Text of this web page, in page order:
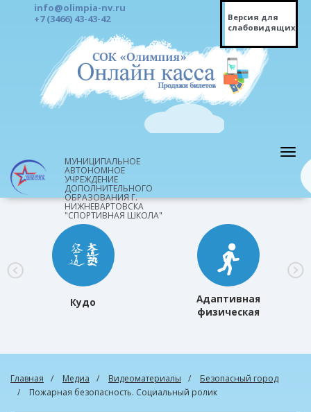
info@olimpia-nv.ru
+7 (3466) 43-43-42
Версия для
слабовидящих
МУНИЦИПАЛЬНОЕ
АВТОНОМНОЕ
УЧРЕЖДЕНИЕ
ДОПОЛНИТЕЛЬНОГО
ОБРАЗОВАНИЯ Г.
НИЖНЕВАРТОВСКА
"СПОРТИВНАЯ ШКОЛА"
Кудо
Адаптивная
физическая
Главная Медиа Видеоматериалы
Безопасный город
Пожарная безопасность. Социальный ролик